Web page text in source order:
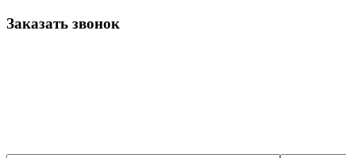
Заказать звонок